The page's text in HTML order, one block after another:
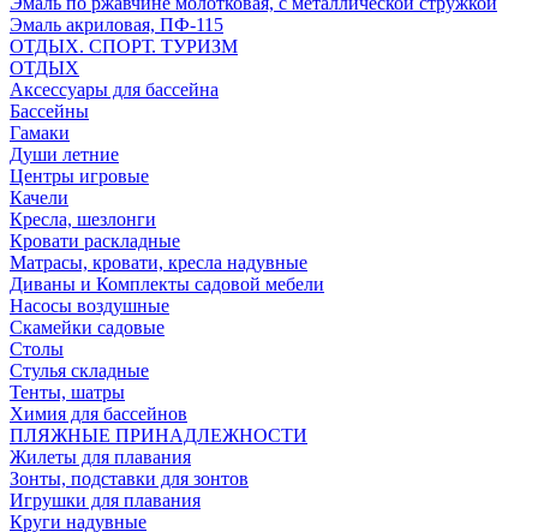
Эмаль акриловая, ПФ-115
ОТДЫХ. СПОРТ. ТУРИЗМ
ОТДЫХ
Аксессуары для бассейна
Бассейны
Гамаки
Души летние
Центры игровые
Качели
Кресла, шезлонги
Кровати раскладные
Матрасы, кровати, кресла надувные
Диваны и Комплекты садовой мебели
Насосы воздушные
Скамейки садовые
Столы
Стулья складные
Тенты, шатры
Химия для бассейнов
ПЛЯЖНЫЕ ПРИНАДЛЕЖНОСТИ
Жилеты для плавания
Зонты, подставки для зонтов
Игрушки для плавания
Круги надувные